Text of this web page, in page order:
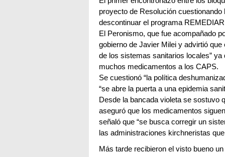
proyecto de Resolución
descontinuar el programa
El Peronismo, que fue acompañado
gobierno de Javier Milei y advirtió
de los sistemas sanitarios locales”
muchos medicamentos a los CAPS.
Se cuestionó “la política
“se abre la puerta a una epidemia
Desde la bancada violeta se sostuvo
aseguró que los medicamentos
señaló que “se busca corregir un
las administraciones kirchneristas
Más tarde recibieron el visto bueno